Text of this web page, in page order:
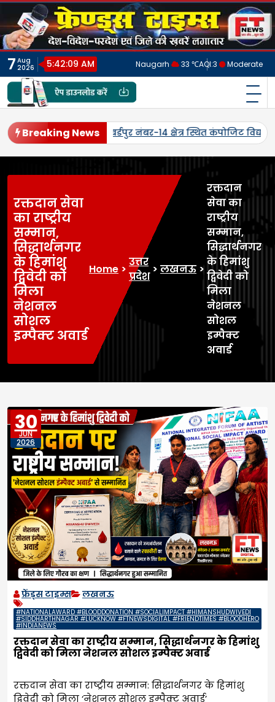
Skip
content
7 Aug
2026
5:42:11 AM Naugarh 33 ℃AQI:3 Moderate
फ्रेंड्स टाइम्स
Breaking News
लमतिहवा पांचवीं पुण्यतिथि पर स्व. कौशलेन्द्र प्रताप सिंह को दी
रक्तदान सेवा
का राष्ट्रीय
सम्मान,
सिद्धार्थनगर
के हिमांशु
द्विवेदी को
मिला
नेशनल
सोशल
इम्पैक्ट अवार्ड
Home >
उत्तर
प्रदेश
> लखनऊ >
रक्तदान
सेवा का
राष्ट्रीय
सम्मान,
सिद्धार्थनगर
के हिमांशु
द्विवेदी को
मिला
नेशनल
सोशल
इम्पैक्ट
अवार्ड
30
JUN
2026
फ्रेंड्स टाइम्स लखनऊ
#NATIONALAWARD #BLOODDONATION #SOCIALIMPACT #HIMANSHUDWIVEDI
#SIDDHARTHNAGAR #LUCKNOW #FTNEWSDIGITAL #FRIENDTIMES #BLOODHERO
#INDIANEWS
रक्तदान सेवा का राष्ट्रीय सम्मान, सिद्धार्थनगर के हिमांशु
द्विवेदी को मिला नेशनल सोशल इम्पैक्ट अवार्ड
रक्तदान सेवा का राष्ट्रीय सम्मान: सिद्धार्थनगर के हिमांशु
द्विवेदी को मिला ‘नेशनल सोशल इम्पैक्ट अवार्ड’